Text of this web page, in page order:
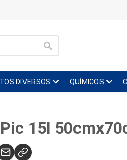
DIVERSOS QUÍMICOS
15l